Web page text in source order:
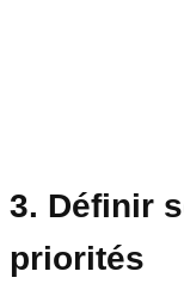
3. Définir
priorités